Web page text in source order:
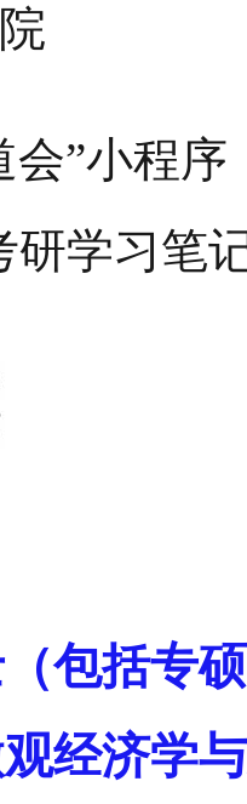
会”小程序
研学习笔
包括专
经济学